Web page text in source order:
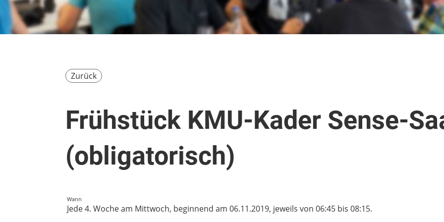
Zurück
Frühstück KMU-Kader Sense-
(obligatorisch)
Wann
Jede 4. Woche am Mittwoch, beginnend am 06.11.2019, jeweils von 06:45 bis 08:15.